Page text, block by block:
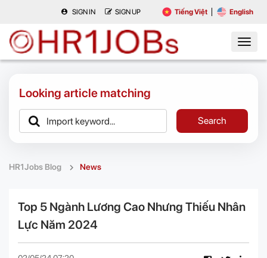
SIGN IN SIGN UP Tiếng Việt English
Looking article matching
Search
HR1Jobs Blog News
Top 5 Ngành Lương Cao Nhưng Thiếu Nhân
Lực Năm 2024